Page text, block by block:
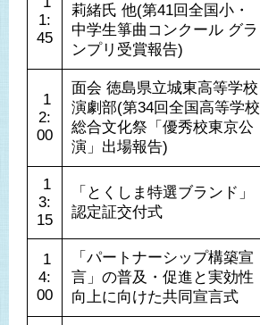
1:
45
莉緒氏 他(第41回全国小・
中学生箏曲コンクール グラ
ンプリ受賞報告)
2:
00
面会 徳島県立城東高等学校
演劇部(第34回全国高等学校
総合文化祭「優秀校東京公
演」出場報告)
3:
15
「とくしま特選ブランド」
認定証交付式
4:
00
「パートナーシップ構築宣
言」の普及・促進と実効性
向上に向けた共同宣言式